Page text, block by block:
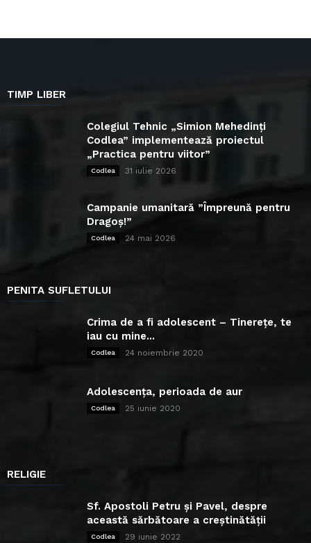
TIMP LIBER
Colegiul Tehnic „Simion Mehedinți
Codlea” implementează proiectul
„Practica pentru viitor”
Codlea 31 iulie 2026
Campanie umanitară ”Împreună pentru
Dragoș!”
Codlea 24 mai 2026
PENITA SUFLETULUI
Crima de a fi adolescent – Tinerețe, te
iau cu mine...
Codlea 24 noiembrie 2020
Adolescența, perioada de aur
Codlea 25 iunie 2020
RELIGIE
Sf. Apostoli Petru și Pavel, despre
această sărbătoare a creștinătății
Codlea 29 iunie 2022